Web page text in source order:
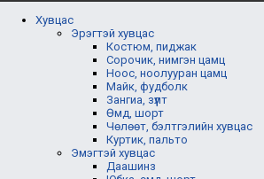
Хувцас
Эрэгтэй хувцас
Костюм, пиджак
Сорочик, нимгэн цамц
Ноос, ноолууран цамц
Майк, фудболк
Зангиа, зүүлт
Өмд, шорт
Чөлөөт, бэлтгэлийн хувцас
Куртик, пальто
Эмэгтэй хувцас
Даашинз